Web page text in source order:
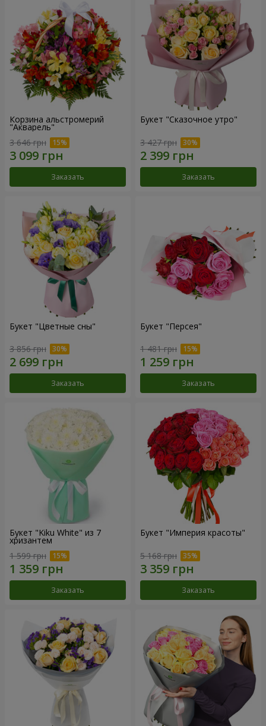
Корзина альстромерий
"Акварель"
3 646 грн
Заказать
Букет "Сказочное утро"
3 427 грн
Заказать
Букет "Цветные сны"
3 856 грн
Заказать
Букет "Персея"
1 481 грн
Заказать
Букет "Kiku White" из 7
хризантем
1 599 грн
Заказать
Букет "Империя красоты"
5 168 грн
Заказать